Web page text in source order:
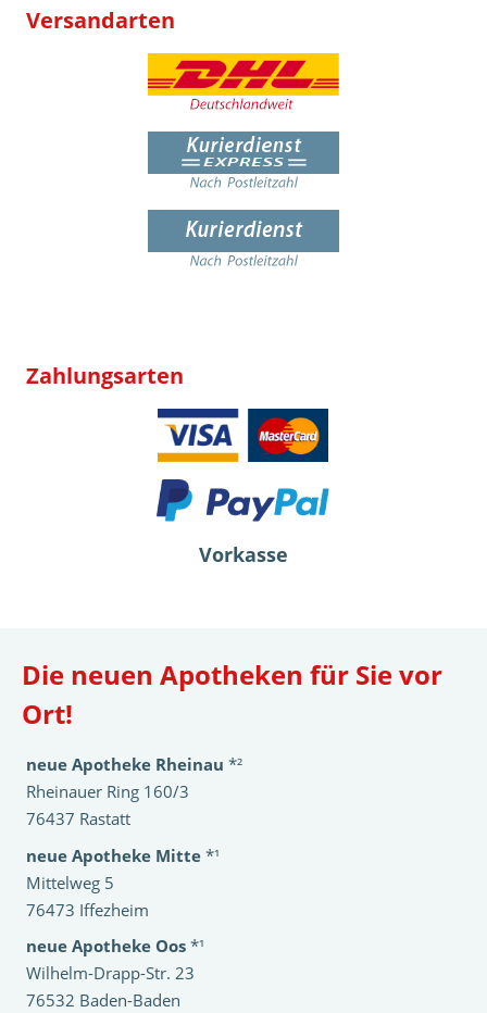
Versandarten
Zahlungsarten
Vorkasse
Die neuen Apotheken für Sie vor
Ort!
neue Apotheke Rheinau *²
Rheinauer Ring 160/3
76437 Rastatt
neue Apotheke Mitte *¹
Mittelweg 5
76473 Iffezheim
neue Apotheke Oos *¹
Wilhelm-Drapp-Str. 23
76532 Baden-Baden